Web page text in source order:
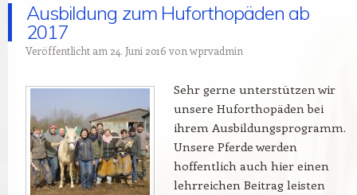
Ausbildung zum Huforthopäden ab
2017
Veröffentlicht am 24. Juni 2016 von wprvadmin
Sehr gerne unterstützen wir
unsere Huforthopäden bei
ihrem Ausbildungsprogramm.
Unsere Pferde werden
hoffentlich auch hier einen
lehrreichen Beitrag leisten